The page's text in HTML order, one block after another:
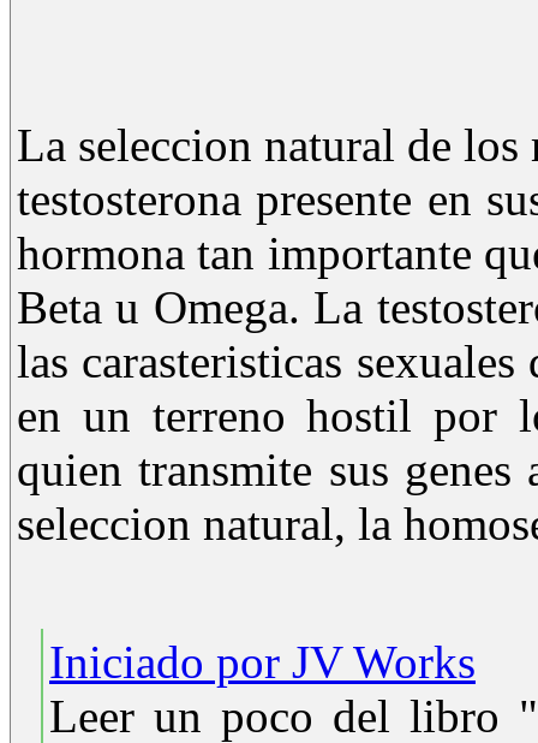
La seleccion natural de los
testosterona presente en
hormona tan importante
Beta u Omega. La
las carasteristicas
en un terreno hostil por
quien transmite sus
seleccion natural, la
Iniciado por JV Works
Leer un poco del libro